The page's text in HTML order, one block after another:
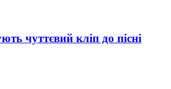
чуттєвий кліп до пісні